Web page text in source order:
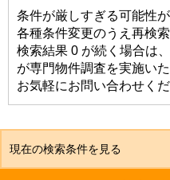
条件が厳しすぎる可能性が
各種条件変更のうえ再検
検索結果 0 が続く場合は
が専門物件調査を実施い
お気軽にお問い合わせくだ
現在の検索条件を見る